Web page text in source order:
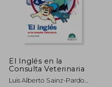
El Inglés en la
Consulta Veterinaria
Luis Alberto Sainz-Pardo